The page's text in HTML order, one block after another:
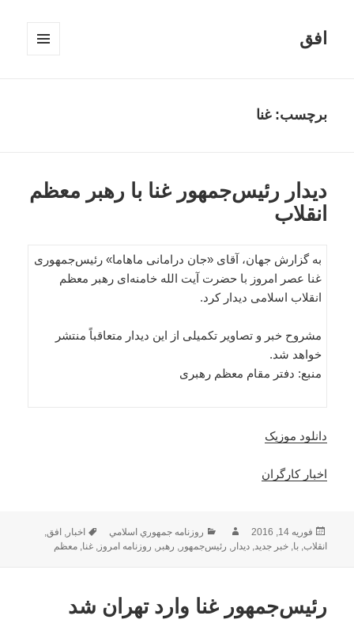
افق
برچسب:غنا
دیدار رئیس‌جمهور غنا با رهبر معظم
انقلاب
به گزارش جهان، آقای «جان درامانی ماهاما» رئیس‌جمهوری
غنا عصر امروز با حضرت آیت الله خامنه‌ای رهبر معظم
انقلاب اسلامی دیدار کرد.
مشروح خبر و تصاویر تکمیلی از این دیدار متعاقباً منتشر
خواهد شد.
منبع: دفتر مقام معظم رهبری
دانلود موزیک
اخبار کارگران
ارسال
شده
فوریه 14, 2016 نویسندهدسته‌ها
روزنامه جمهوري اسلامي برچسب‌ها
اخبار, افق,
انقلاب,با,خبر جدید,دیدار, رئیس‌جمهور, رهبر, روزنامه امروز,غنا,معظم
رئیس‌جمهور غنا وارد تهران شد